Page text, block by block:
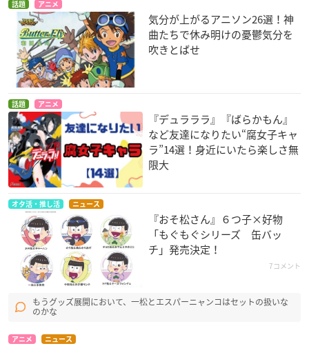
話題 アニメ
気分が上がるアニソン26選！神
曲たちで休み明けの憂鬱気分を
吹きとばせ
話題 アニメ
『デュラララ』『ばらかもん』
など友達になりたい“腐女子キャ
ラ”14選！身近にいたら楽しさ無
限大
オタ活・推し活 ニュース
『おそ松さん』６つ子×好物
「もぐもぐシリーズ 缶バッ
チ」発売決定！
7コメント
もうグッズ展開において、一松とエスパーニャンコはセットの扱いな
のかな
アニメ ニュース